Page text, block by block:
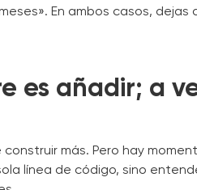
En ambos casos, dejas
es añadir; a
más. Pero hay
línea de código, sino